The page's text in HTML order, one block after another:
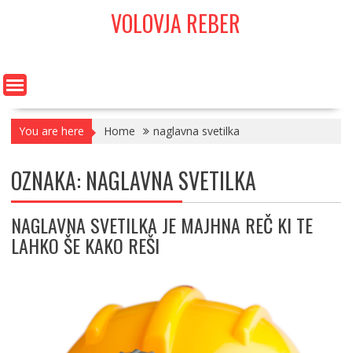
VOLOVJA REBER
You are here Home naglavna svetilka
OZNAKA: NAGLAVNA SVETILKA
NAGLAVNA SVETILKA JE MAJHNA REČ KI TE
LAHKO ŠE KAKO REŠI